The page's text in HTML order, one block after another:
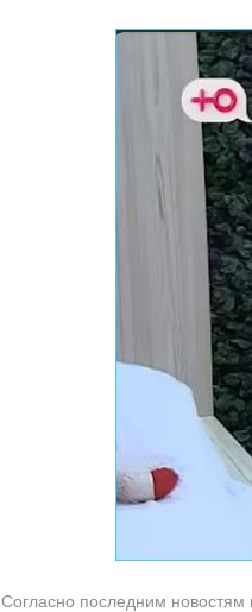
Согласно последним